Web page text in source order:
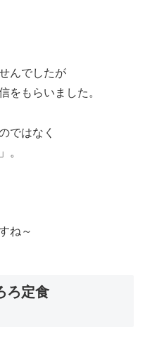
んでしたが
をもらいました。
ではなく
。
ね～
ろ定食